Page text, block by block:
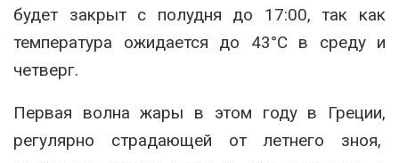
будет закрыт с полудня до 17:00, так как
температура ожидается до 43°C в среду и
четверг.
Первая волна жары в этом году в Греции,
регулярно страдающей от летнего зноя,